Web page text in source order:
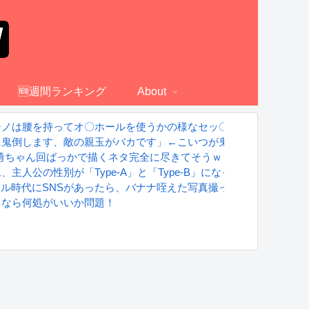
🆕週間ランキング About
は腰を持ってオ〇ホールを使うかの様なセッ〇スが解であるｗ
鬼倒します、敵の親玉がバカです」←こいつが鬼滅の刃になれな
ちゃん回ばっかで描くネタ完全に尽きてそうｗｗｗｗ
主人公の性別が「Type-A」と「Type-B」になってしまう
時代にSNSがあったら、バナナ咥えた写真撮ってたと思う」
ら何処がいいか問題！